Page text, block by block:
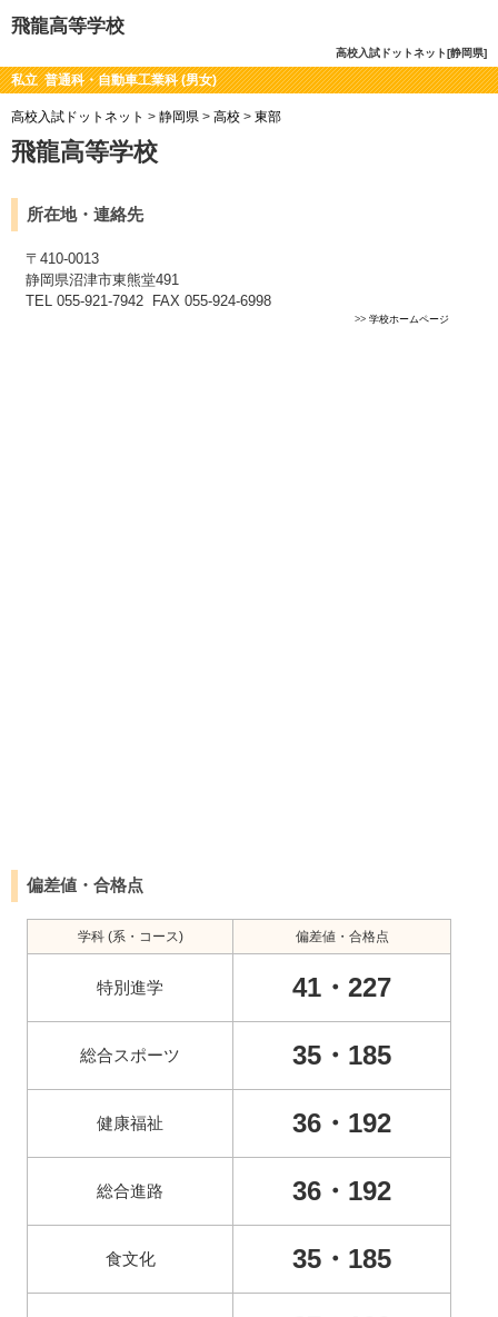
飛龍高等学校
高校入試ドットネット[静岡県]
私立 普通科・自動車工業科 (男女)
高校入試ドットネット > 静岡県 > 高校 > 東部
飛龍高等学校
所在地・連絡先
〒410-0013
静岡県沼津市東熊堂491
TEL 055-921-7942 FAX 055-924-6998
>>学校ホームページ
偏差値・合格点
学科 (系・コース) 偏差値・合格点
特別進学 41・227
総合スポーツ 35・185
健康福祉 36・192
総合進路 36・192
食文化 35・185